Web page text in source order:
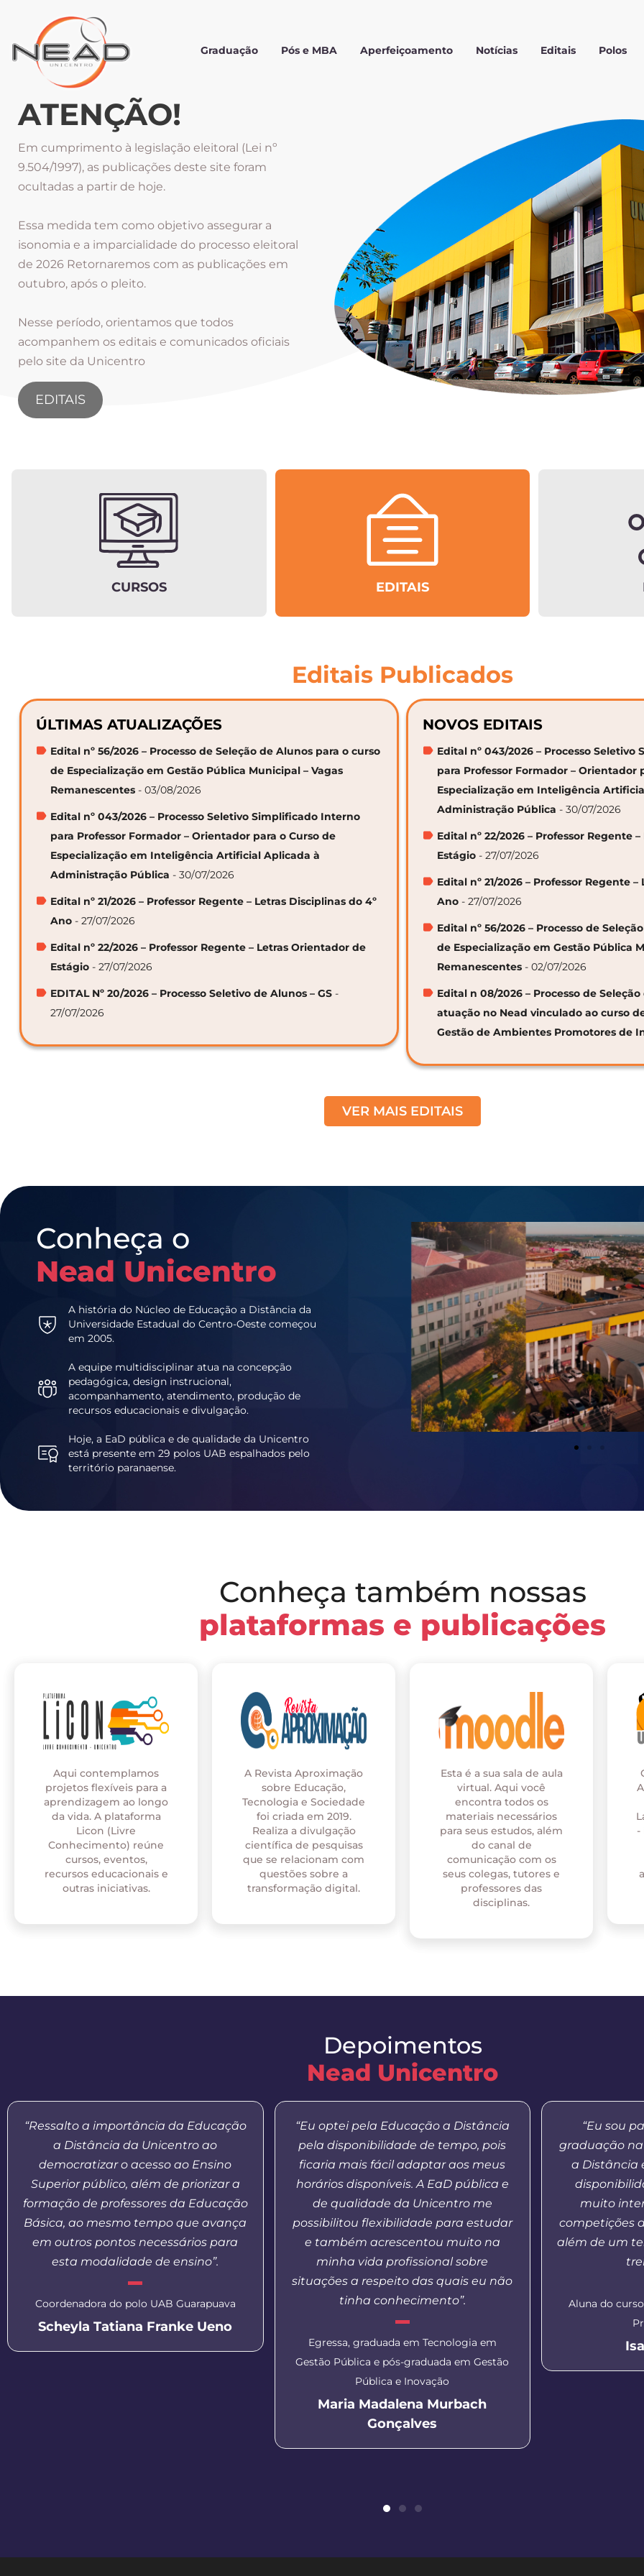
Graduação Pós e MBA Aperfeiçoamento Notícias Editais Polos
ATENÇÃO!
Em cumprimento à legislação eleitoral (Lei nº
9.504/1997), as publicações deste site foram
ocultadas a partir de hoje.
Essa medida tem como objetivo assegurar a
isonomia e a imparcialidade do processo eleitoral
de 2026 Retornaremos com as publicações em
outubro, após o pleito.
Nesse período, orientamos que todos
acompanhem os editais e comunicados oficiais
pelo site da Unicentro
EDITAIS
CURSOS EDITAIS
Editais Publicados
ÚLTIMAS ATUALIZAÇÕES
Edital nº 56/2026 – Processo de Seleção de Alunos para o curso
de Especialização em Gestão Pública Municipal – Vagas
Remanescentes - 03/08/2026
Edital nº 043/2026 – Processo Seletivo Simplificado Interno
para Professor Formador – Orientador para o Curso de
Especialização em Inteligência Artificial Aplicada à
Administração Pública - 30/07/2026
Edital nº 21/2026 – Professor Regente – Letras Disciplinas do 4º
Ano - 27/07/2026
Edital nº 22/2026 – Professor Regente – Letras Orientador de
Estágio - 27/07/2026
EDITAL Nº 20/2026 – Processo Seletivo de Alunos – GS -
27/07/2026
NOVOS EDITAIS
Edital nº 043/2026 – Processo
para Professor Formador – Orientador
Especialização em Inteligência
Administração Pública - 30/07/2026
Edital nº 22/2026 – Professor Regente
Estágio - 27/07/2026
Edital nº 21/2026 – Professor Regente
Ano - 27/07/2026
Edital nº 56/2026 – Processo de
de Especialização em Gestão Pública
Remanescentes - 02/07/2026
Edital n 08/2026 – Processo de
atuação no Nead vinculado ao curso
Gestão de Ambientes Promotores de
VER MAIS EDITAIS
Conheça o
Nead Unicentro
A história do Núcleo de Educação a Distância da
Universidade Estadual do Centro-Oeste começou
em 2005.
A equipe multidisciplinar atua na concepção
pedagógica, design instrucional,
acompanhamento, atendimento, produção de
recursos educacionais e divulgação.
Hoje, a EaD pública e de qualidade da Unicentro
está presente em 29 polos UAB espalhados pelo
território paranaense.
Conheça também nossas
plataformas e publicações
Aqui contemplamos
projetos flexíveis para a
aprendizagem ao longo
da vida. A plataforma
Licon (Livre
Conhecimento) reúne
cursos, eventos,
recursos educacionais e
outras iniciativas.
A Revista Aproximação
sobre Educação,
Tecnologia e Sociedade
foi criada em 2019.
Realiza a divulgação
científica de pesquisas
que se relacionam com
questões sobre a
transformação digital.
Esta é a sua sala de aula
virtual. Aqui você
encontra todos os
materiais necessários
para seus estudos, além
do canal de
comunicação com os
seus colegas, tutores e
professores das
disciplinas.
-
Depoimentos
Nead Unicentro
“Ressalto a importância da Educação
a Distância da Unicentro ao
democratizar o acesso ao Ensino
Superior público, além de priorizar a
formação de professores da Educação
Básica, ao mesmo tempo que avança
em outros pontos necessários para
esta modalidade de ensino”.
Coordenadora do polo UAB Guarapuava
Scheyla Tatiana Franke Ueno
“Eu optei pela Educação a Distância
pela disponibilidade de tempo, pois
ficaria mais fácil adaptar aos meus
horários disponíveis. A EaD pública e
de qualidade da Unicentro me
possibilitou flexibilidade para estudar
e também acrescentou muito na
minha vida profissional sobre
situações a respeito das quais eu não
tinha conhecimento”.
Egressa, graduada em Tecnologia em
Gestão Pública e pós-graduada em Gestão
Pública e Inovação
Maria Madalena Murbach
Gonçalves
“Eu sou
graduação
a Distância
muito
competições
além de um
Aluna do